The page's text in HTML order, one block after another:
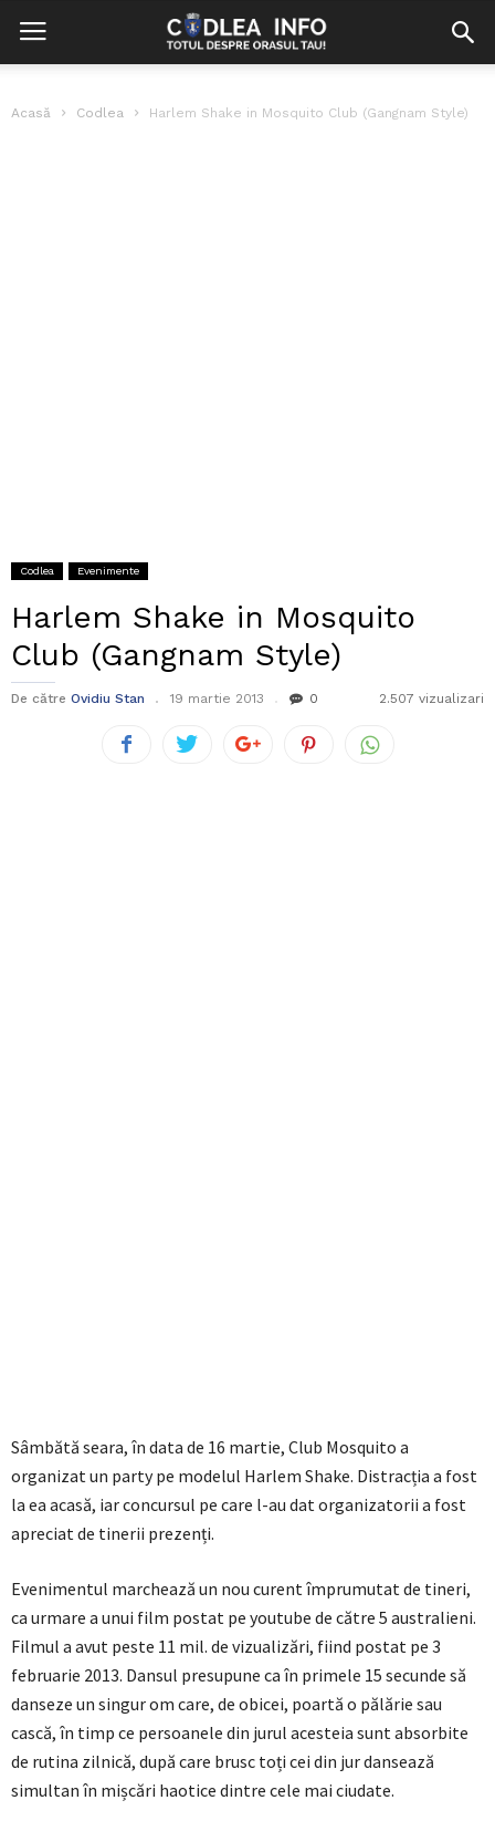
Acasă Codlea Harlem Shake in Mosquito Club (Gangnam Style)
Codlea Evenimente
Harlem Shake in Mosquito
Club (Gangnam Style)
De către Ovidiu Stan 19 martie 2013 0 2.507 vizualizari
Sâmbătă seara, în data de 16 martie, Club Mosquito a
organizat un party pe modelul Harlem Shake. Distracția a fost
la ea acasă, iar concursul pe care l-au dat organizatorii a fost
apreciat de tinerii prezenți.
Evenimentul marchează un nou curent împrumutat de tineri,
ca urmare a unui film postat pe youtube de către 5 australieni.
Filmul a avut peste 11 mil. de vizualizări, fiind postat pe 3
februarie 2013. Dansul presupune ca în primele 15 secunde să
danseze un singur om care, de obicei, poartă o pălărie sau
cască, în timp ce persoanele din jurul acesteia sunt absorbite
de rutina zilnică, după care brusc toți cei din jur dansează
simultan în mișcări haotice dintre cele mai ciudate.